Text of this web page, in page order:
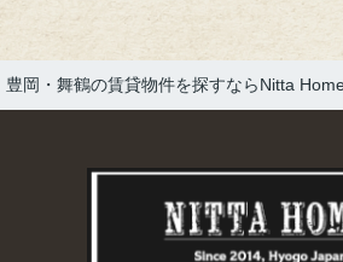
地では効率よく水を送るため
が採用されていることもある
に雪に埋もれないように、地
していて目立つデザインなん
「地域の個性」があふれてい
豊岡・舞鶴の賃貸物件を探すならNitta